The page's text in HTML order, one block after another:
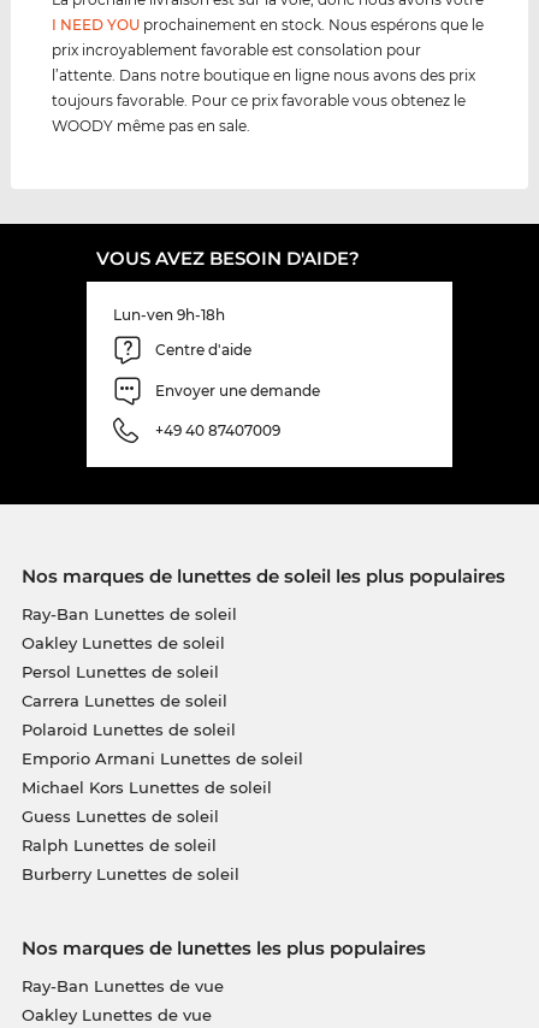
I NEED YOU prochainement en stock. Nous espérons que le
prix incroyablement favorable est consolation pour
l’attente. Dans notre boutique en ligne nous avons des prix
toujours favorable. Pour ce prix favorable vous obtenez le
WOODY même pas en sale.
VOUS AVEZ BESOIN D'AIDE?
Lun-ven 9h-18h
Centre d'aide
Envoyer une demande
+49 40 87407009
Nos marques de lunettes de soleil les plus populaires
Ray-Ban Lunettes de soleil
Oakley Lunettes de soleil
Persol Lunettes de soleil
Carrera Lunettes de soleil
Polaroid Lunettes de soleil
Emporio Armani Lunettes de soleil
Michael Kors Lunettes de soleil
Guess Lunettes de soleil
Ralph Lunettes de soleil
Burberry Lunettes de soleil
Nos marques de lunettes les plus populaires
Ray-Ban Lunettes de vue
Oakley Lunettes de vue